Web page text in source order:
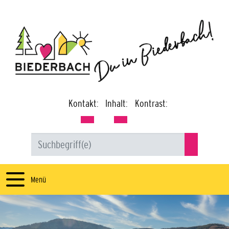
Kontakt: Inhalt: Kontrast:
Menü